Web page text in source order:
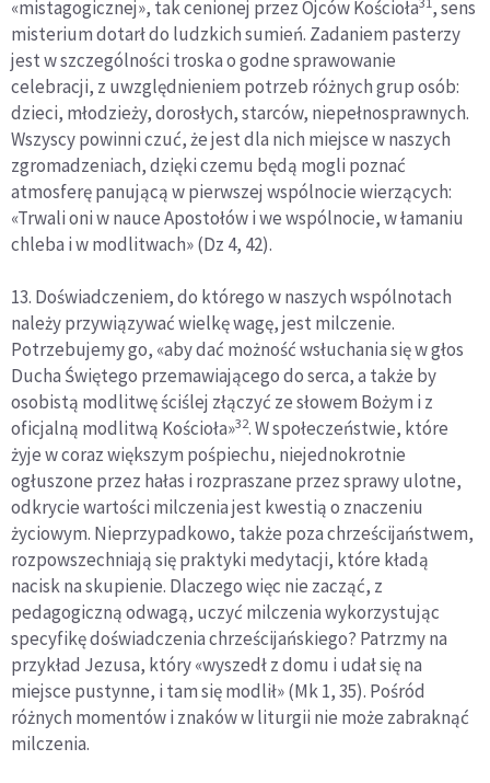
«mistagogicznej», tak cenionej przez Ojców Kościoła
, sens
misterium dotarł do ludzkich sumień. Zadaniem pasterzy
jest w szczególności troska o godne sprawowanie
celebracji, z uwzględnieniem potrzeb różnych grup osób:
dzieci, młodzieży, dorosłych, starców, niepełnosprawnych.
Wszyscy powinni czuć, że jest dla nich miejsce w naszych
zgromadzeniach, dzięki czemu będą mogli poznać
atmosferę panującą w pierwszej wspólnocie wierzących:
«Trwali oni w nauce Apostołów i we wspólnocie, w łamaniu
chleba i w modlitwach» (Dz 4, 42).
13. Doświadczeniem, do którego w naszych wspólnotach
należy przywiązywać wielkę wagę, jest milczenie.
Potrzebujemy go, «aby dać możność wsłuchania się w głos
Ducha Świętego przemawiającego do serca, a także by
osobistą modlitwę ściślej złączyć ze słowem Bożym i z
oficjalną modlitwą Kościoła»32. W społeczeństwie, które
żyje w coraz większym pośpiechu, niejednokrotnie
ogłuszone przez hałas i rozpraszane przez sprawy ulotne,
odkrycie wartości milczenia jest kwestią o znaczeniu
życiowym. Nieprzypadkowo, także poza chrześcijaństwem,
rozpowszechniają się praktyki medytacji, które kładą
nacisk na skupienie. Dlaczego więc nie zacząć, z
pedagogiczną odwagą, uczyć milczenia wykorzystując
specyfikę doświadczenia chrześcijańskiego? Patrzmy na
przykład Jezusa, który «wyszedł z domu i udał się na
miejsce pustynne, i tam się modlił» (Mk 1, 35). Pośród
różnych momentów i znaków w liturgii nie może zabraknąć
milczenia.